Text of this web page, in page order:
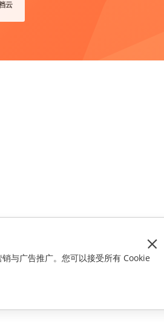
云
与广告推广。您可以接受所有 Cookie